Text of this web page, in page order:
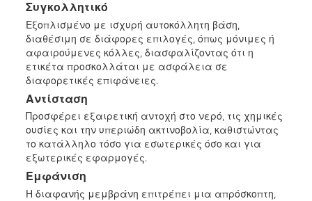
Συγκολλητικό
Εξοπλισμένο με ισχυρή αυτοκόλλητη βάση,
διαθέσιμη σε διάφορες επιλογές, όπως μόνιμες ή
αφαιρούμενες κόλλες, διασφαλίζοντας ότι η
ετικέτα προσκολλάται με ασφάλεια σε
διαφορετικές επιφάνειες.
Αντίσταση
Προσφέρει εξαιρετική αντοχή στο νερό, τις χημικές
ουσίες και την υπεριώδη ακτινοβολία, καθιστώντας
το κατάλληλο τόσο για εσωτερικές όσο και για
εξωτερικές εφαρμογές.
Εμφάνιση
Η διαφανής μεμβράνη επιτρέπει μια απρόσκοπτη,